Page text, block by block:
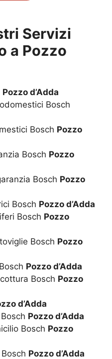
Servizi
a Pozzo
Pozzo d’Adda
Bosch
Bosch Pozzo
Bosch Pozzo
Bosch Pozzo
Bosch Pozzo d’Adda
Bosch Pozzo
Bosch Pozzo
Pozzo d’Adda
Bosch Pozzo
d’Adda
Pozzo d’Adda
Bosch Pozzo
Pozzo d’Adda